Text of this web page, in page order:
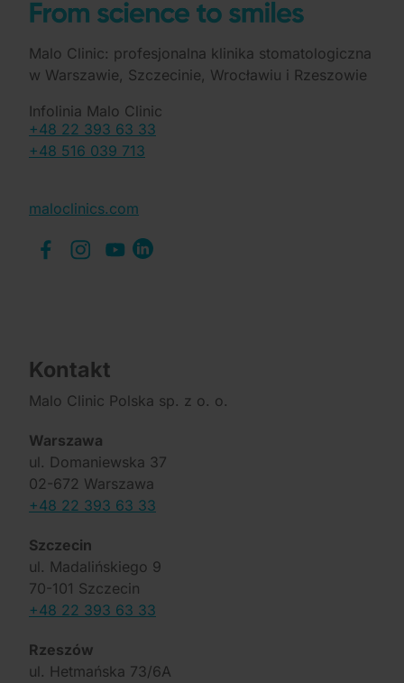
Malo Clinic: profesjonalna klinika stomatologiczna
w Warszawie, Szczecinie, Wrocławiu i Rzeszowie
Infolinia Malo Clinic
+48 22 393 63 33
+48 516 039 713
maloclinics.com
Kontakt
Malo Clinic Polska sp. z o. o.
Warszawa
ul. Domaniewska 37
02-672 Warszawa
+48 22 393 63 33
Szczecin
ul. Madalińskiego 9
70-101 Szczecin
+48 22 393 63 33
Rzeszów
ul. Hetmańska 73/6A